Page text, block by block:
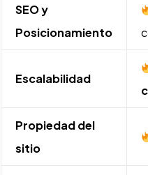
SEO y
Posicionamiento
Escalabilidad
Propiedad del
sitio